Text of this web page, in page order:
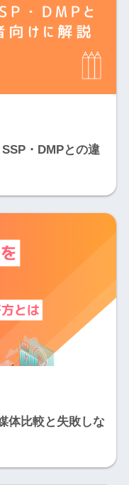
・DMPとの違
体比較と失敗しな